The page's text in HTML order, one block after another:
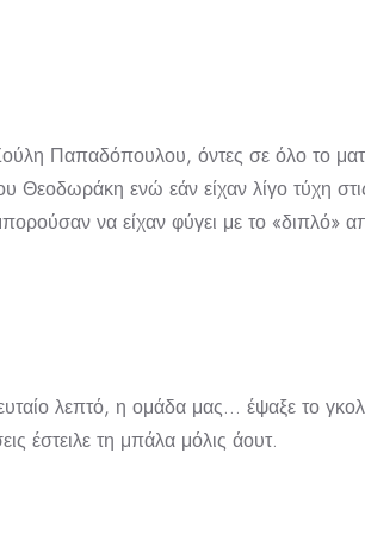
Παπαδόπουλου, όντες σε όλο το
Θεοδωράκη ενώ εάν είχαν λίγο τύχη
να είχαν φύγει με το «διπλό»
λεπτό, η ομάδα μας… έψαξε το
έστειλε τη μπάλα μόλις άουτ.